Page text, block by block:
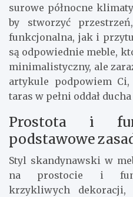
surowe północne
by stworzyć
funkcjonalna, jak i
są odpowiednie meble,
minimalistyczny, ale
artykule podpowiem
taras w pełni oddał
Prostota i
podstawowe
Styl skandynawski w
na prostocie i
krzykliwych dekoracji,